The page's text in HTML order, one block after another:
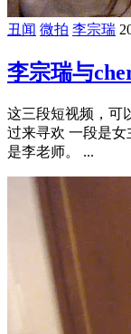
丑闻 微拍 李宗瑞
李宗瑞与
这三段短视频，可
过来寻欢 一段是
是李老师。 ...